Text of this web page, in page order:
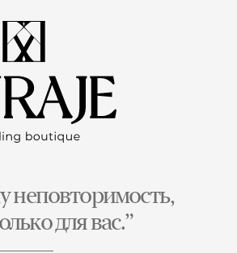
неповторимость,
для вас.”